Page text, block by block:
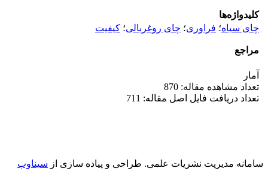
کلیدواژه‌ها
چای سیاه؛ فراوری؛ چای روغربالی؛ کیفیت
مراجع
آمار
تعداد مشاهده مقاله: 870
تعداد دریافت فایل اصل مقاله: 711
سامانه مدیریت نشریات علمی. طراحی و پیاده سازی از سیناوب